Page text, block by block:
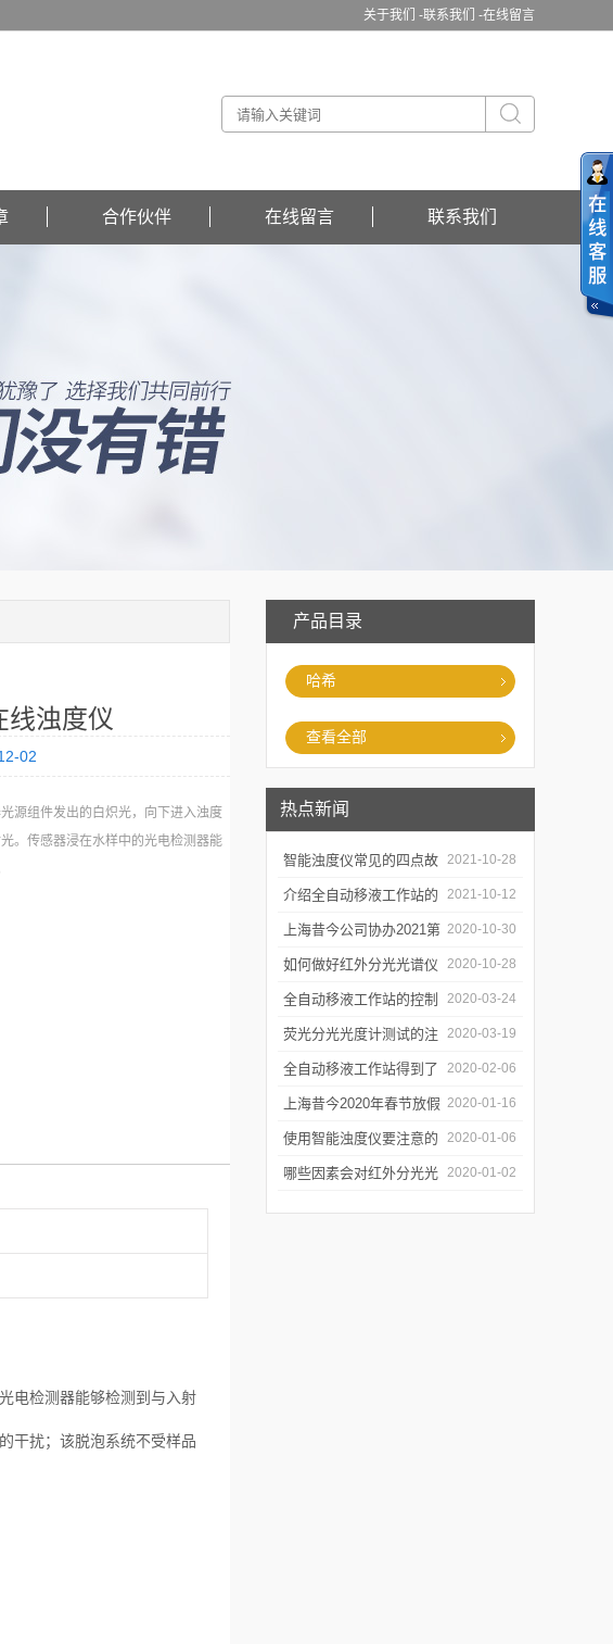
关于我们 -联系我们 -在线留言
合作伙伴 在线留言 联系我们
产品目录
哈希
查看全部
热点新闻
智能浊度仪常见的四点故
障
2021-10-28
介绍全自动移液工作站的
三种移液方式
2021-10-12
上海昔今公司协办2021第
二届上海沪助科研圈发展
年会
2020-10-30
如何做好红外分光光谱仪
的防潮工作
2020-10-28
全自动移液工作站的控制
软件有哪些特点
2020-03-24
荧光分光光度计测试的注
意事项有哪些
2020-03-19
全自动移液工作站得到了
广泛的应用
2020-02-06
上海昔今2020年春节放假
通知
2020-01-16
使用智能浊度仪要注意的
几个要点
2020-01-06
哪些因素会对红外分光光 2020-01-02
线浊度仪
02
源组件发出的白炽光，向下进入浊度
。传感器浸在水样中的光电检测器能
电检测器能够检测到与入射
干扰；该脱泡系统不受样品